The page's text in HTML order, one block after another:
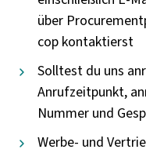
über
cop kontaktierst
Solltest du uns
Anrufzeitpunkt,
Nummer und
Werbe- und